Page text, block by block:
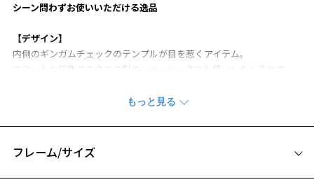
シーン問わずお使いいただける逸品
【デザイン】
内側のギンガムチェックのテンプルが目を惹くアイテム。
スマートな印象のスクエア型で、ベーシックでお使いいただきやす
軽量素材を使用しているので、長時間の使用にも最適です。
はじめてのメガネにもおすすめ！
【スタイリングポイント】
フレーム/サイズ